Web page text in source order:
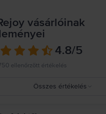
vásárlóinak
4.8/5
ellenőrzött értékelés
Összes értékelés